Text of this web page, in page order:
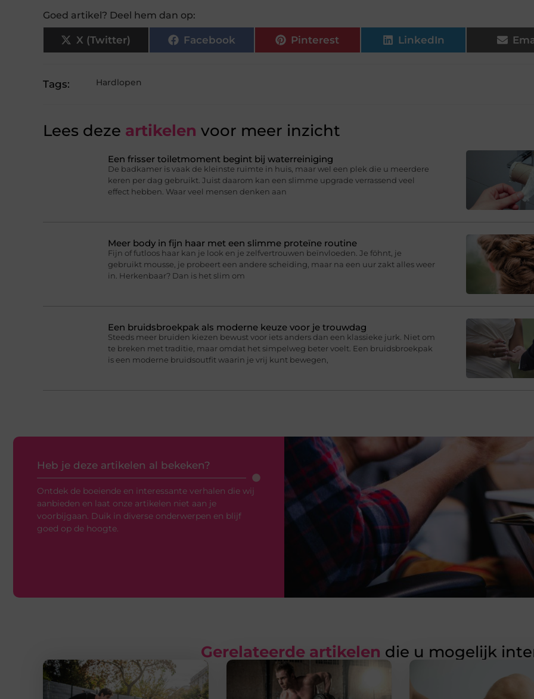
Goed artikel? Deel hem dan op:
X (Twitter) Facebook Pinterest LinkedIn
Tags: Hardlopen
Lees deze artikelen voor meer inzicht
Een frisser toiletmoment begint bij waterreiniging
De badkamer is vaak de kleinste ruimte in huis, maar wel een plek die u meerdere
keren per dag gebruikt. Juist daarom kan een slimme upgrade verrassend veel
effect hebben. Waar veel mensen denken aan
Meer body in fijn haar met een slimme proteïne routine
Fijn of futloos haar kan je look en je zelfvertrouwen beïnvloeden. Je föhnt, je
gebruikt mousse, je probeert een andere scheiding, maar na een uur zakt alles weer
in. Herkenbaar? Dan is het slim om
Een bruidsbroekpak als moderne keuze voor je trouwdag
Steeds meer bruiden kiezen bewust voor iets anders dan een klassieke jurk. Niet om
te breken met traditie, maar omdat het simpelweg beter voelt. Een bruidsbroekpak
is een moderne bruidsoutfit waarin je vrij kunt bewegen,
Heb je deze artikelen al bekeken?
Ontdek de boeiende en interessante verhalen die wij
aanbieden en laat onze artikelen niet aan je
voorbijgaan. Duik in diverse onderwerpen en blijf
goed op de hoogte.
Gerelateerde artikelen die u mogelijk